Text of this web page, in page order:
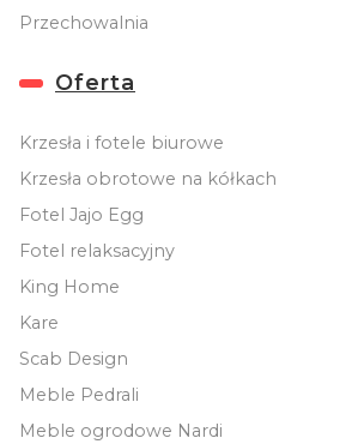
Przechowalnia
Oferta
Krzesła i fotele biurowe
Krzesła obrotowe na kółkach
Fotel Jajo Egg
Fotel relaksacyjny
King Home
Kare
Scab Design
Meble Pedrali
Meble ogrodowe Nardi